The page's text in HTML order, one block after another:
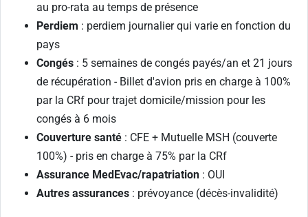
au pro-rata au temps de présence
Perdiem : perdiem journalier qui varie en fonction du
pays
Congés : 5 semaines de congés payés/an et 21 jours
de récupération - Billet d'avion pris en charge à 100%
par la CRf pour trajet domicile/mission pour les
congés à 6 mois
Couverture santé : CFE + Mutuelle MSH (couverte
100%) - pris en charge à 75% par la CRf
Assurance MedEvac/rapatriation : OUI
Autres assurances : prévoyance (décès-invalidité)